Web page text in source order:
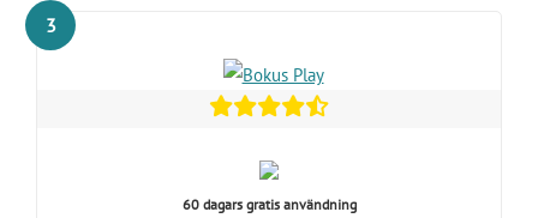
3
60 dagars gratis användning